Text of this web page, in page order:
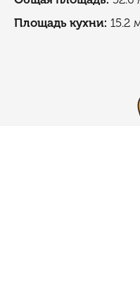
Площадь кухни: 15.2